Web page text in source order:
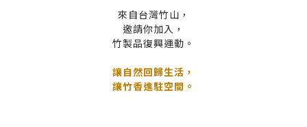
來自台灣竹山，
邀請你加入，
竹製品復興運動。
讓自然回歸生活，
讓竹香進駐空間。